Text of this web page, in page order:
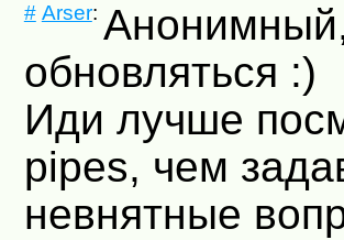
# Arser:
обновляться :)
Иди лучше
pipes, чем
невнятные